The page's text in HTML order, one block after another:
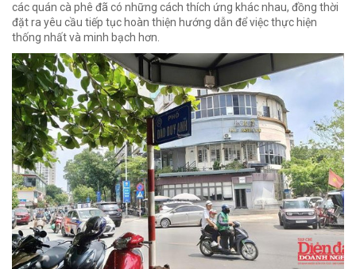
các quán cà phê đã có những cách thích ứng khác nhau, đồng thời
đặt ra yêu cầu tiếp tục hoàn thiện hướng dẫn để việc thực hiện
thống nhất và minh bạch hơn.